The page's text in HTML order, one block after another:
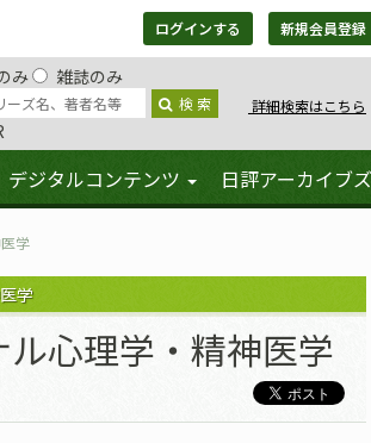
ログインする 新規会員登録
み 雑誌のみ
検 索 詳細検索はこちら
デジタルコンテンツ 日評アーカイブズ
学
学
心理学・精神医学